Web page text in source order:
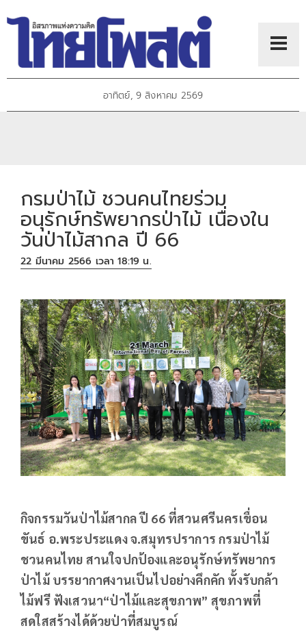
อาทิตย์, 9 สิงหาคม 2569
กรมป่าไม้ ชวนคนไทยร่วม
อนุรักษ์ทรัพยากรป่าไม้ เนื่องใน
วันป่าไม้สากล ปี 66
22 มีนาคม 2566 เวลา 18:19 น.
กิจกรรมวันป่าไม้สากล ปี 66 ที่สวนศรีนครเขื่อน
ขันธ์ อ.พระประแดง จ.สมุทรปราการ กรมป่าไม้
ชวนคนไทย สานใจปกป้องและอนุรักษ์ทรัพยากร
ป่าไม้ บรรยากาศงานเป็นไปอย่างคึกคัก ทั้งรับกล้า
ไม้ฟรี ฟังเสวนา“ป่าไม้และสุขภาพ” สุขภาพที่
สดใสสร้างได้ด้วยป่าที่สมบูรณ์